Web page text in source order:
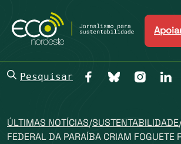
Pesquisar
ÚLTIMAS NOTÍCIAS/SUSTENTABILIDADE
FEDERAL DA PARAÍBA CRIAM FOGUETE